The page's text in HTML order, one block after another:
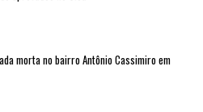
morta no bairro Antônio Cassimiro em